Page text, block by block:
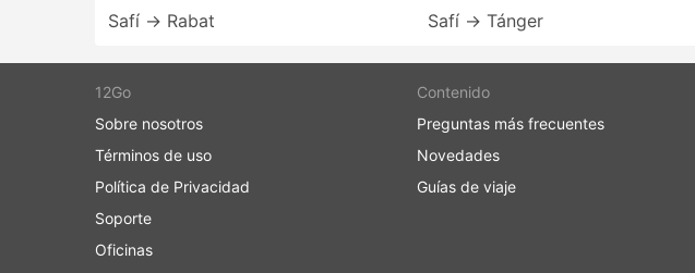
Safí → Rabat
Safí → Tánger
12Go
Sobre nosotros
Términos de uso
Política de Privacidad
Soporte
Oficinas
Contenido
Preguntas más frecuentes
Novedades
Guías de viaje